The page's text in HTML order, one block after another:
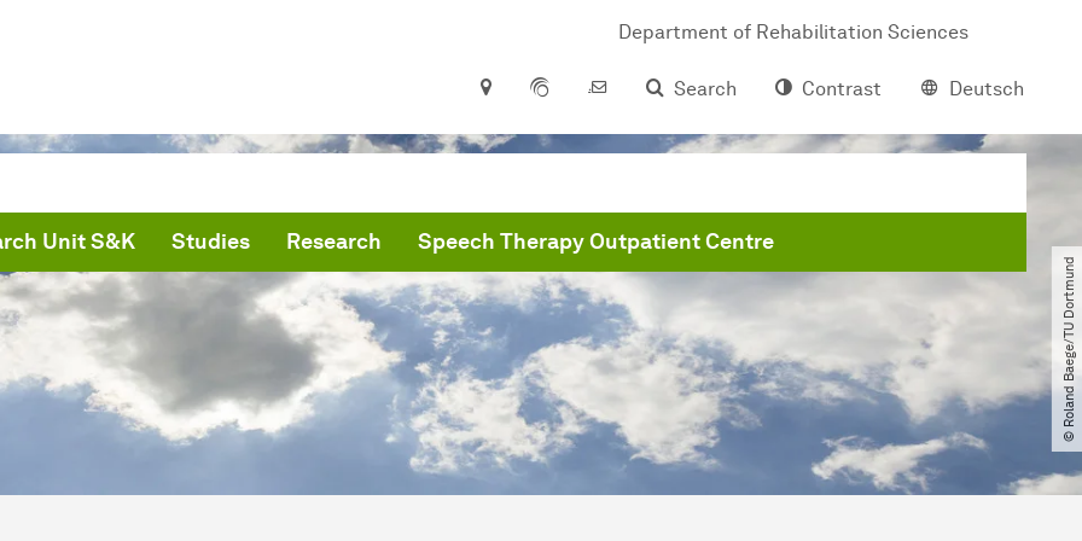
Department of Rehabilitation Sciences
Search
Contrast Deutsch
Unit S&K
Studies Research Speech Therapy Outpatient Centre
© Roland Baege​/​TU Dortmund
here: